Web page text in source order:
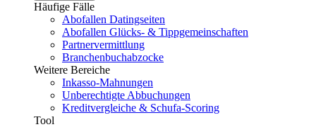
Häufige Fälle
Abofallen Datingseiten
Abofallen Glücks- & Tippgemeinschaften
Partnervermittlung
Branchenbuchabzocke
Weitere Bereiche
Inkasso-Mahnungen
Unberechtigte Abbuchungen
Kreditvergleiche & Schufa-Scoring
Tool